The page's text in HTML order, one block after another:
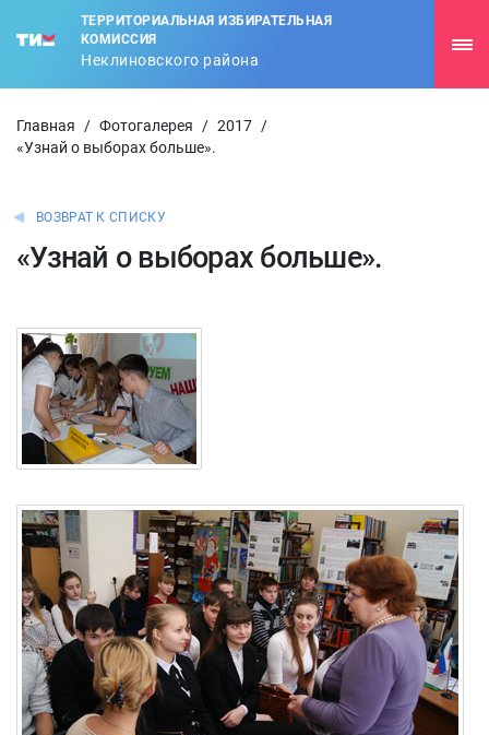
ТЕРРИТОРИАЛЬНАЯ ИЗБИРАТЕЛЬНАЯ
КОМИССИЯ
Неклиновского района
Главная / Фотогалерея / 2017 /
«Узнай о выборах больше».
ВОЗВРАТ К СПИСКУ
«Узнай о выборах больше».